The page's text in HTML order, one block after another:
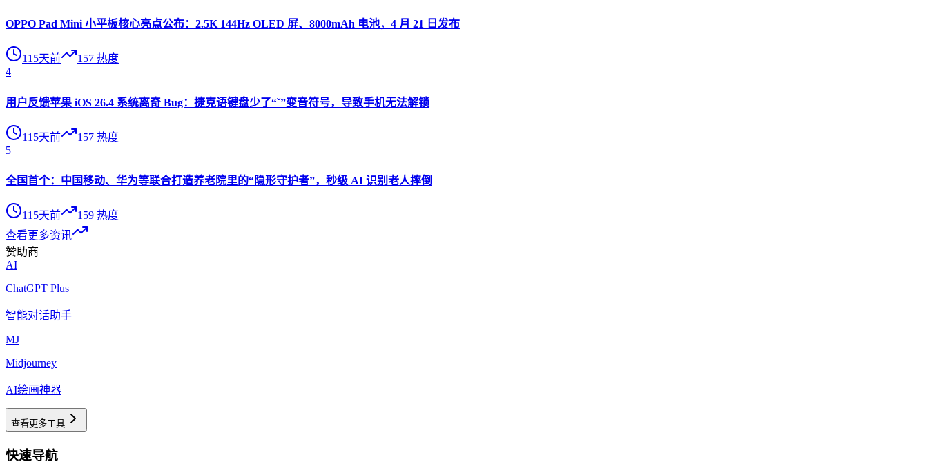
OPPO Pad Mini 小平板核心亮点公布：2.5K 144Hz OLED 屏、8000mAh 电池，4 月 21 日发布
115天前 157 热度
4
用户反馈苹果 iOS 26.4 系统离奇 Bug：捷克语键盘少了“ˇ”变音符号，导致手机无法解锁
115天前 157 热度
5
全国首个：中国移动、华为等联合打造养老院里的“隐形守护者”，秒级 AI 识别老人摔倒
115天前 159 热度
查看更多资讯
赞助商
AI
ChatGPT Plus
智能对话助手
MJ
Midjourney
AI绘画神器
查看更多工具
快速导航